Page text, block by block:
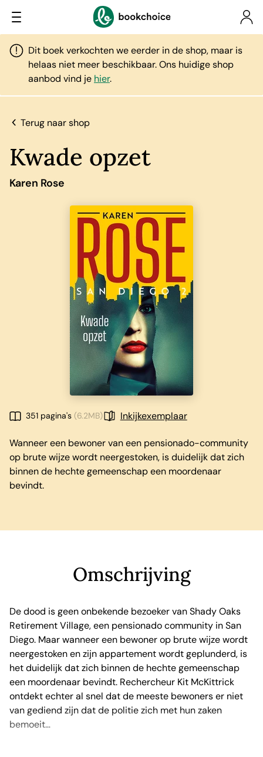
Dit boek verkochten we eerder in de shop, maar is
helaas niet meer beschikbaar. Ons huidige shop
aanbod vind je hier.
Terug naar shop
Kwade opzet
Karen Rose
351 pagina's (6.2MB) Inkijkexemplaar
Wanneer een bewoner van een pensionado-community
op brute wijze wordt neergestoken, is duidelijk dat zich
binnen de hechte gemeenschap een moordenaar
bevindt.
Omschrijving
De dood is geen onbekende bezoeker van Shady Oaks
Retirement Village, een pensionado community in San
Diego. Maar wanneer een bewoner op brute wijze wordt
neergestoken en zijn appartement wordt geplunderd, is
het duidelijk dat zich binnen de hechte gemeenschap
een moordenaar bevindt. Rechercheur Kit McKittrick
ontdekt echter al snel dat de meeste bewoners er niet
van gediend zijn dat de politie zich met hun zaken
bemoeit…